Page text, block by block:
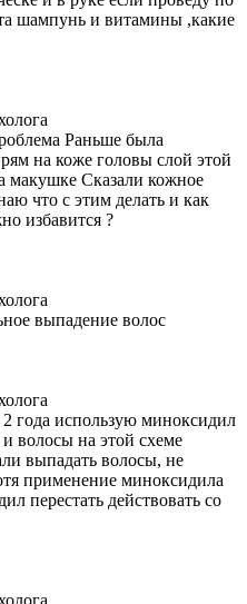
шампунь и витамины ,какие
Раньше была
на коже головы слой этой
макушке Сказали кожное
что с этим делать и как
избавится ?
выпадение волос
года использую миноксидил
волосы на этой схеме
выпадать волосы, не
применение миноксидила
перестать действовать со